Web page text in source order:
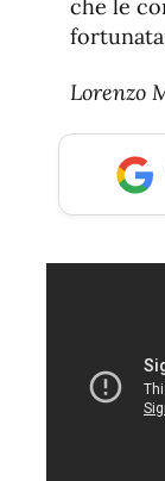
che le
Lorenzo